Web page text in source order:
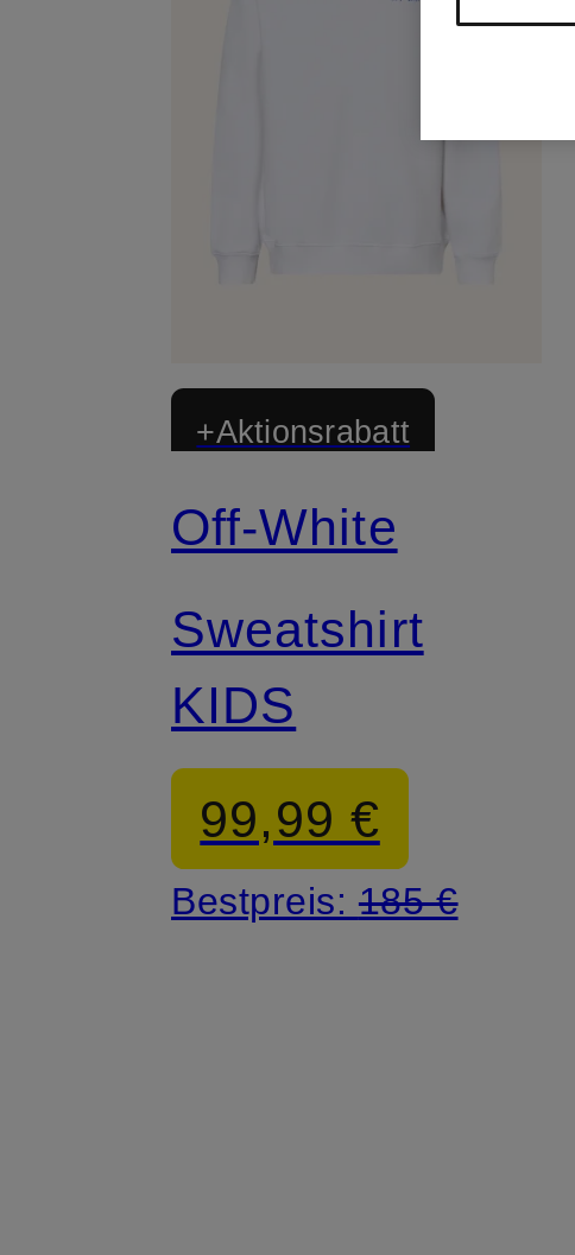
+Aktionsrabatt
Off-White
Sweatshirt
KIDS
99,99 €
Bestpreis: 185 €